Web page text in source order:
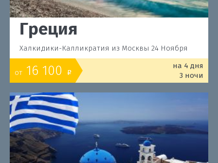
Греция
Халкидики-Калликратия из Москвы 24 Ноября
от 16 100 o
на 4 дня
3 ночи